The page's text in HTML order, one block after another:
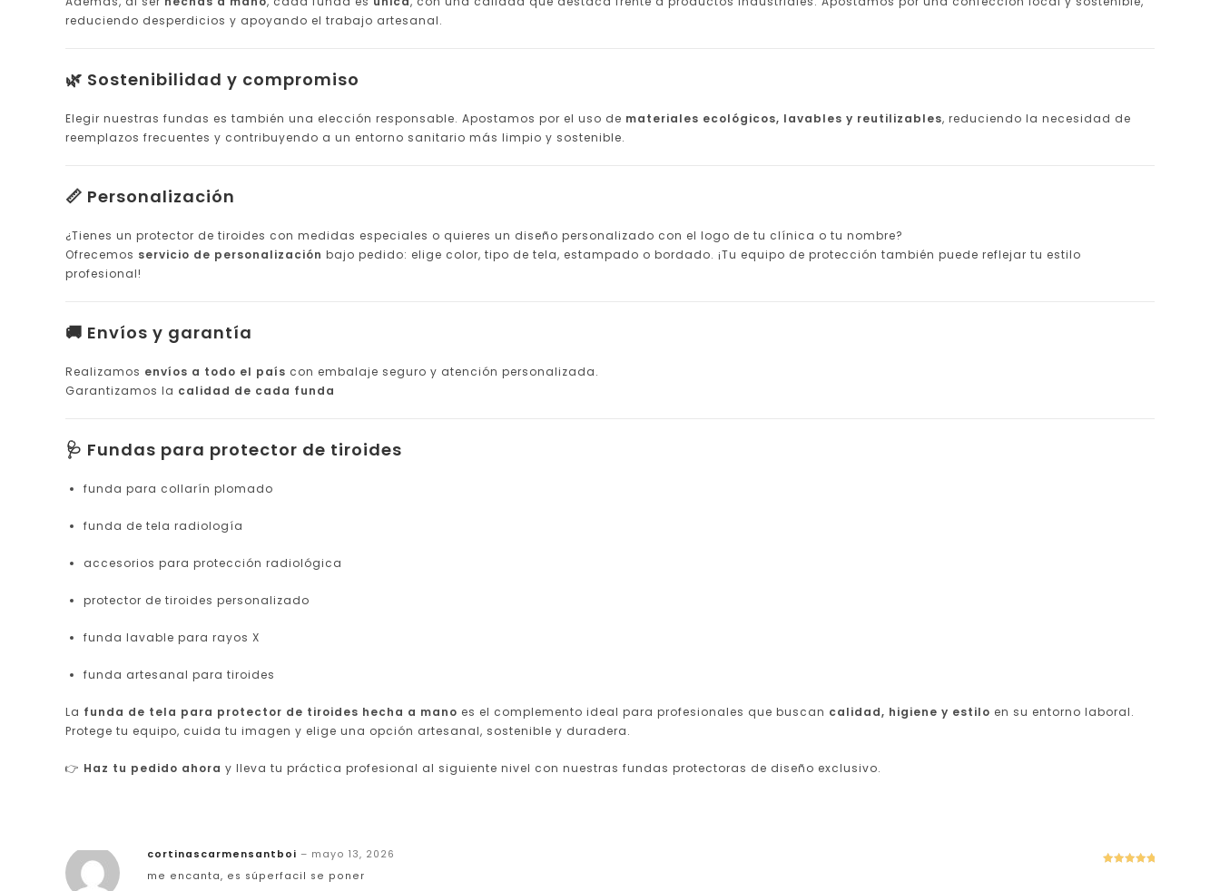
reduciendo desperdicios y apoyando el trabajo artesanal.
🌿 Sostenibilidad y compromiso
Elegir nuestras fundas es también una elección responsable. Apostamos por el uso de materiales ecológicos, lavables y reutilizables, reduciendo la necesidad de
reemplazos frecuentes y contribuyendo a un entorno sanitario más limpio y sostenible.
📏 Personalización
¿Tienes un protector de tiroides con medidas especiales o quieres un diseño personalizado con el logo de tu clínica o tu nombre?
Ofrecemos servicio de personalización bajo pedido: elige color, tipo de tela, estampado o bordado. ¡Tu equipo de protección también puede reflejar tu estilo
profesional!
🚚 Envíos y garantía
Realizamos envíos a todo el país con embalaje seguro y atención personalizada.
Garantizamos la calidad de cada funda
🩺 Fundas para protector de tiroides
funda para collarín plomado
funda de tela radiología
accesorios para protección radiológica
protector de tiroides personalizado
funda lavable para rayos X
funda artesanal para tiroides
La funda de tela para protector de tiroides hecha a mano es el complemento ideal para profesionales que buscan calidad, higiene y estilo en su entorno laboral.
Protege tu equipo, cuida tu imagen y elige una opción artesanal, sostenible y duradera.
👉 Haz tu pedido ahora y lleva tu práctica profesional al siguiente nivel con nuestras fundas protectoras de diseño exclusivo.
cortinascarmensantboi – mayo 13, 2026
me encanta, es súperfacil se poner